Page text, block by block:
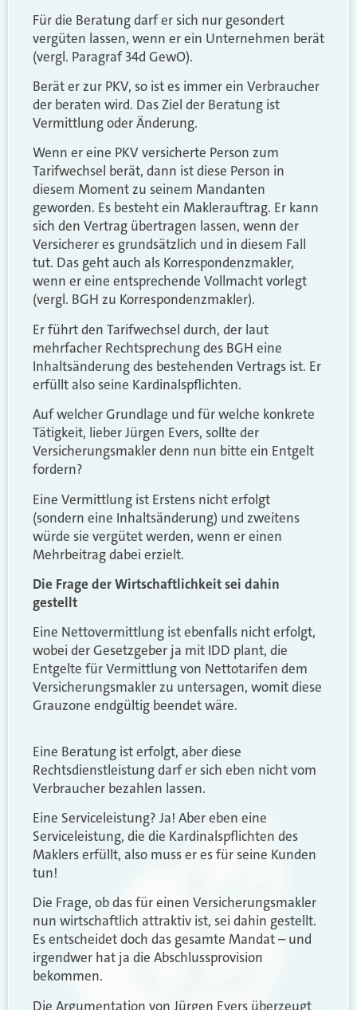
Für die Beratung darf er sich nur gesondert
vergüten lassen, wenn er ein Unternehmen berät
(vergl. Paragraf 34d GewO).
Berät er zur PKV, so ist es immer ein Verbraucher
der beraten wird. Das Ziel der Beratung ist
Vermittlung oder Änderung.
Wenn er eine PKV versicherte Person zum
Tarifwechsel berät, dann ist diese Person in
diesem Moment zu seinem Mandanten
geworden. Es besteht ein Maklerauftrag. Er kann
sich den Vertrag übertragen lassen, wenn der
Versicherer es grundsätzlich und in diesem Fall
tut. Das geht auch als Korrespondenzmakler,
wenn er eine entsprechende Vollmacht vorlegt
(vergl. BGH zu Korrespondenzmakler).
Er führt den Tarifwechsel durch, der laut
mehrfacher Rechtsprechung des BGH eine
Inhaltsänderung des bestehenden Vertrags ist. Er
erfüllt also seine Kardinalspflichten.
Auf welcher Grundlage und für welche konkrete
Tätigkeit, lieber Jürgen Evers, sollte der
Versicherungsmakler denn nun bitte ein Entgelt
fordern?
Eine Vermittlung ist Erstens nicht erfolgt
(sondern eine Inhaltsänderung) und zweitens
würde sie vergütet werden, wenn er einen
Mehrbeitrag dabei erzielt.
Die Frage der Wirtschaftlichkeit sei dahin
gestellt
Eine Nettovermittlung ist ebenfalls nicht erfolgt,
wobei der Gesetzgeber ja mit IDD plant, die
Entgelte für Vermittlung von Nettotarifen dem
Versicherungsmakler zu untersagen, womit diese
Grauzone endgültig beendet wäre.
Eine Beratung ist erfolgt, aber diese
Rechtsdienstleistung darf er sich eben nicht vom
Verbraucher bezahlen lassen.
Eine Serviceleistung? Ja! Aber eben eine
Serviceleistung, die die Kardinalspflichten des
Maklers erfüllt, also muss er es für seine Kunden
tun!
Die Frage, ob das für einen Versicherungsmakler
nun wirtschaftlich attraktiv ist, sei dahin gestellt.
Es entscheidet doch das gesamte Mandat – und
irgendwer hat ja die Abschlussprovision
bekommen.
Die Argumentation von Jürgen Evers überzeugt